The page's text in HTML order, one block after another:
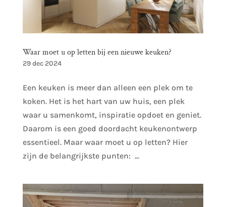
Waar moet u op letten bij een nieuwe keuken?
29 dec 2024
Een keuken is meer dan alleen een plek om te
koken. Het is het hart van uw huis, een plek
waar u samenkomt, inspiratie opdoet en geniet.
Daarom is een goed doordacht keukenontwerp
essentieel. Maar waar moet u op letten? Hier
zijn de belangrijkste punten: ...